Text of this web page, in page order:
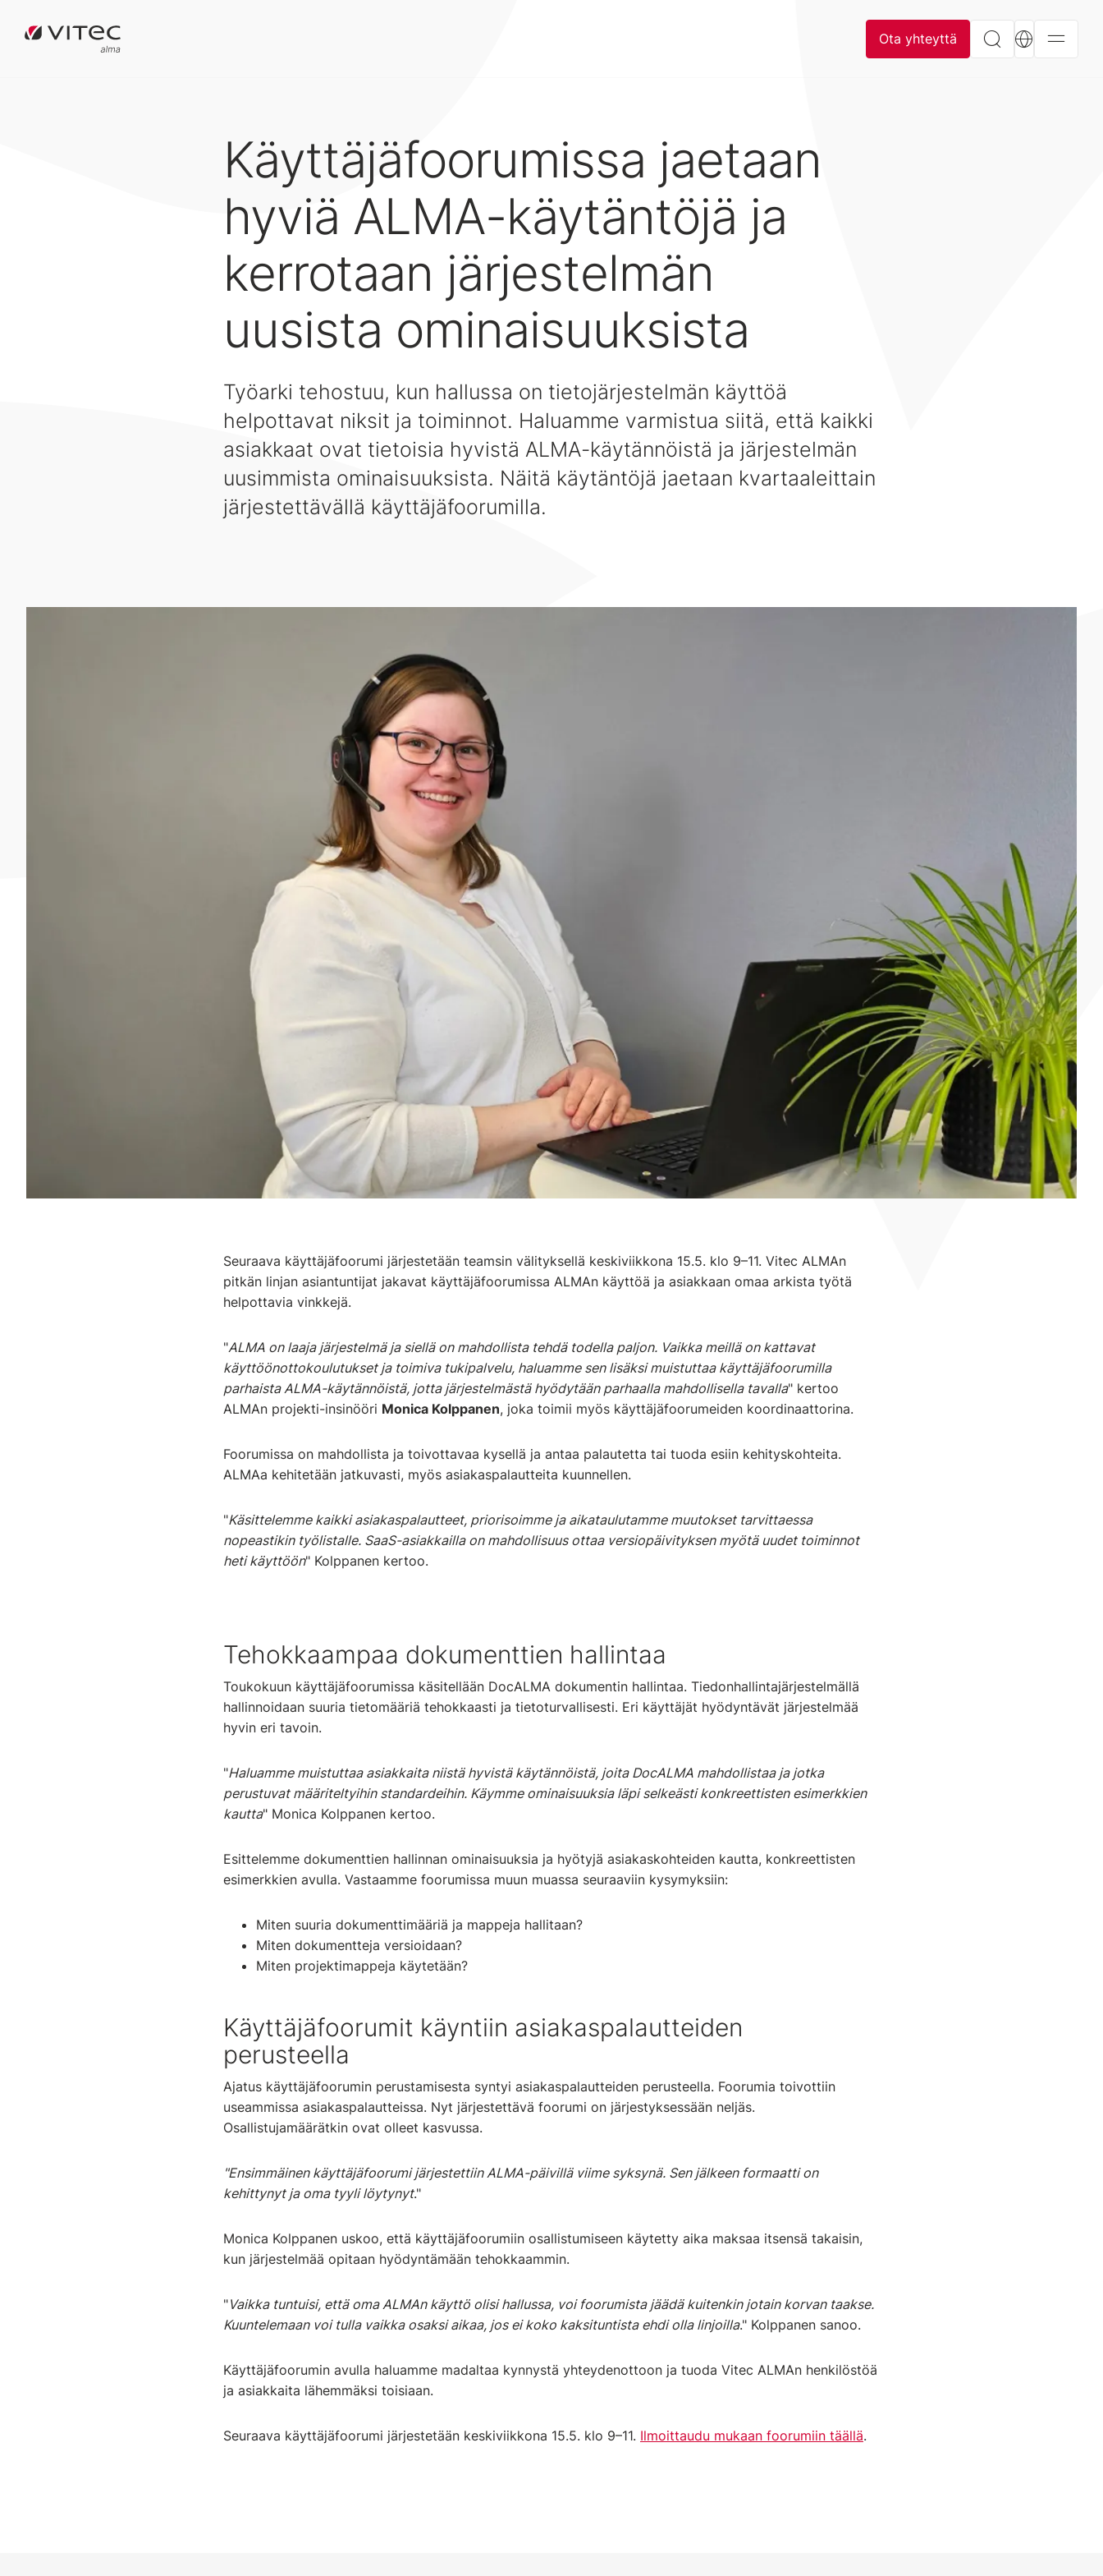
Ota yhteyttä
Käyttäjäfoorumissa jaetaan
hyviä ALMA-käytäntöjä ja
kerrotaan järjestelmän
uusista ominaisuuksista
Työarki tehostuu, kun hallussa on tietojärjestelmän käyttöä
helpottavat niksit ja toiminnot. Haluamme varmistua siitä, että kaikki
asiakkaat ovat tietoisia hyvistä ALMA-käytännöistä ja järjestelmän
uusimmista ominaisuuksista. Näitä käytäntöjä jaetaan kvartaaleittain
järjestettävällä käyttäjäfoorumilla.
Seuraava käyttäjäfoorumi järjestetään teamsin välityksellä keskiviikkona 15.5. klo 9–11. Vitec ALMAn
pitkän linjan asiantuntijat jakavat käyttäjäfoorumissa ALMAn käyttöä ja asiakkaan omaa arkista työtä
helpottavia vinkkejä.
"ALMA on laaja järjestelmä ja siellä on mahdollista tehdä todella paljon. Vaikka meillä on kattavat
käyttöönottokoulutukset ja toimiva tukipalvelu, haluamme sen lisäksi muistuttaa käyttäjäfoorumilla
parhaista ALMA-käytännöistä, jotta järjestelmästä hyödytään parhaalla mahdollisella tavalla" kertoo
ALMAn projekti-insinööri Monica Kolppanen, joka toimii myös käyttäjäfoorumeiden koordinaattorina.
Foorumissa on mahdollista ja toivottavaa kysellä ja antaa palautetta tai tuoda esiin kehityskohteita.
ALMAa kehitetään jatkuvasti, myös asiakaspalautteita kuunnellen.
"Käsittelemme kaikki asiakaspalautteet, priorisoimme ja aikataulutamme muutokset tarvittaessa
nopeastikin työlistalle. SaaS-asiakkailla on mahdollisuus ottaa versiopäivityksen myötä uudet toiminnot
heti käyttöön" Kolppanen kertoo.
Tehokkaampaa dokumenttien hallintaa
Toukokuun käyttäjäfoorumissa käsitellään DocALMA dokumentin hallintaa. Tiedonhallintajärjestelmällä
hallinnoidaan suuria tietomääriä tehokkaasti ja tietoturvallisesti. Eri käyttäjät hyödyntävät järjestelmää
hyvin eri tavoin.
"Haluamme muistuttaa asiakkaita niistä hyvistä käytännöistä, joita DocALMA mahdollistaa ja jotka
perustuvat määriteltyihin standardeihin. Käymme ominaisuuksia läpi selkeästi konkreettisten esimerkkien
kautta" Monica Kolppanen kertoo.
Esittelemme dokumenttien hallinnan ominaisuuksia ja hyötyjä asiakaskohteiden kautta, konkreettisten
esimerkkien avulla. Vastaamme foorumissa muun muassa seuraaviin kysymyksiin:
Miten suuria dokumenttimääriä ja mappeja hallitaan?
Miten dokumentteja versioidaan?
Miten projektimappeja käytetään?
Käyttäjäfoorumit käyntiin asiakaspalautteiden
perusteella
Ajatus käyttäjäfoorumin perustamisesta syntyi asiakaspalautteiden perusteella. Foorumia toivottiin
useammissa asiakaspalautteissa. Nyt järjestettävä foorumi on järjestyksessään neljäs.
Osallistujamäärätkin ovat olleet kasvussa.
"Ensimmäinen käyttäjäfoorumi järjestettiin ALMA-päivillä viime syksynä. Sen jälkeen formaatti on
kehittynyt ja oma tyyli löytynyt."
Monica Kolppanen uskoo, että käyttäjäfoorumiin osallistumiseen käytetty aika maksaa itsensä takaisin,
kun järjestelmää opitaan hyödyntämään tehokkaammin.
"Vaikka tuntuisi, että oma ALMAn käyttö olisi hallussa, voi foorumista jäädä kuitenkin jotain korvan taakse.
Kuuntelemaan voi tulla vaikka osaksi aikaa, jos ei koko kaksituntista ehdi olla linjoilla." Kolppanen sanoo.
Käyttäjäfoorumin avulla haluamme madaltaa kynnystä yhteydenottoon ja tuoda Vitec ALMAn henkilöstöä
ja asiakkaita lähemmäksi toisiaan.
Seuraava käyttäjäfoorumi järjestetään keskiviikkona 15.5. klo 9–11. Ilmoittaudu mukaan foorumiin täällä.